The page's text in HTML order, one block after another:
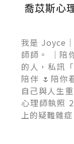
喬苡斯心
我是 Joyce
師師。 ｜陪
的人，私訊
陪伴 🌷陪你
自己與人生
心理師執照
上的疑難雜